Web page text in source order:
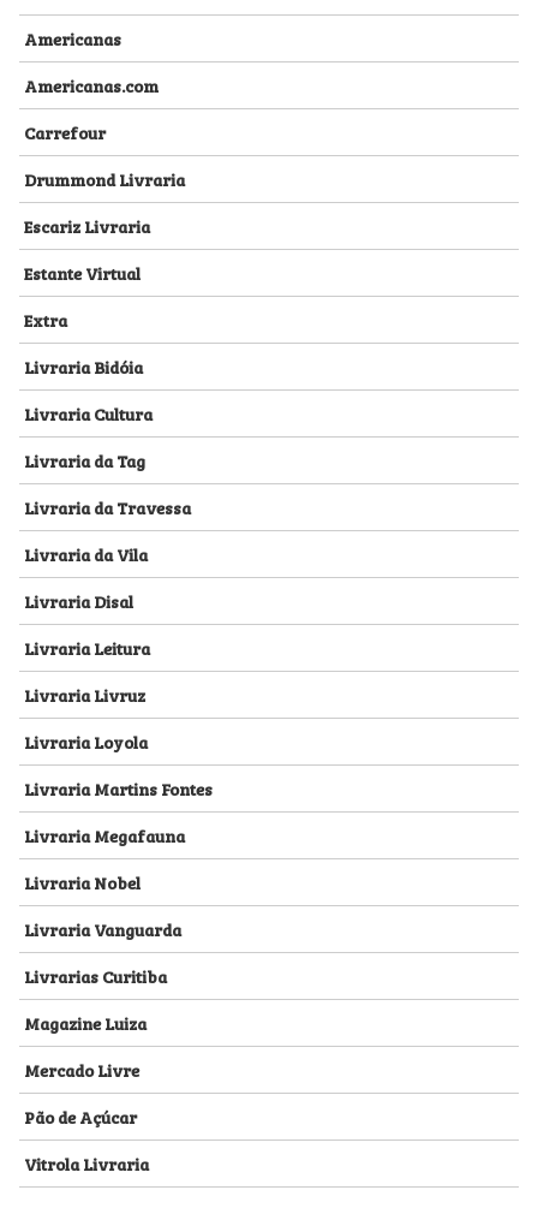
Americanas
Americanas.com
Carrefour
Drummond Livraria
Escariz Livraria
Estante Virtual
Extra
Livraria Bidóia
Livraria Cultura
Livraria da Tag
Livraria da Travessa
Livraria da Vila
Livraria Disal
Livraria Leitura
Livraria Livruz
Livraria Loyola
Livraria Martins Fontes
Livraria Megafauna
Livraria Nobel
Livraria Vanguarda
Livrarias Curitiba
Magazine Luiza
Mercado Livre
Pão de Açúcar
Vitrola Livraria